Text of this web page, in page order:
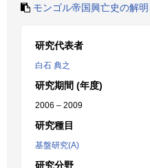
モンゴル帝国興亡史の解
研究代表者
白石 典之
研究期間 (年度)
2006 – 2009
研究種目
基盤研究(A)
研究分野